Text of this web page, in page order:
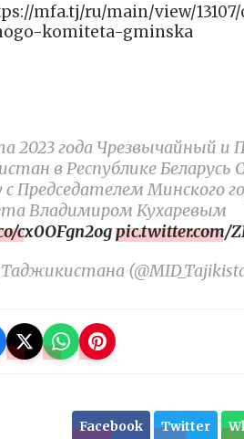
mfa.tj/ru/main/view/
komiteta-gminska
2023 года Чрезвычайный и
в Республике Беларусь
с Председателем Минского
Владимиром Кухаревым
cx0OFgn2ogpic.twitter.com/
Facebook Twitter